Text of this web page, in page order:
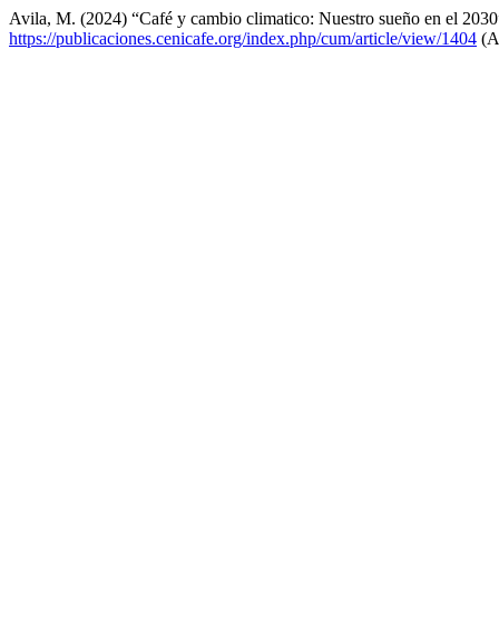
Avila, M. (2024) “Café y cambio climatico: Nuestro sueño en el
https://publicaciones.cenicafe.org/index.php/cum/article/view/1404